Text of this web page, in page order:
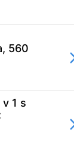
560
1 s